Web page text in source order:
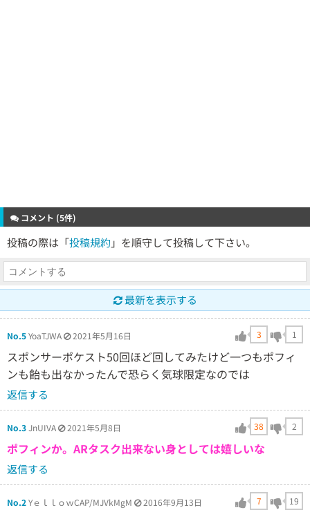
コメント (5件)
投稿の際は「投稿規約 」を順守して投稿して下さい。
最新を表示する
No.5YoaTJWA 2021年5月16日 3 1
スポンサーポケスト50回ほど回してみたけど一つもポフィ
ンも飴も出なかったんで恐らく気球限定なのでは
返信する
No.3JnUIVA 2021年5月8日 38 2
ポフィンか。ARタスク出来ない身としては嬉しいな
返信する
No.2YｅｌｌｏｗCAP/MJVkMgM 2016年9月13日 7 19